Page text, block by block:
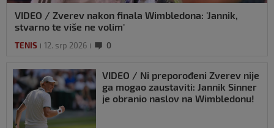
VIDEO / Zverev nakon finala Wimbledona: 'Jannik,
stvarno te više ne volim'
TENIS 12. srp 2026 0
VIDEO / Ni preporođeni Zverev nije
ga mogao zaustaviti: Jannik Sinner
je obranio naslov na Wimbledonu!